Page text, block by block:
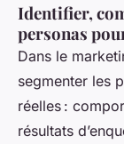
Identifier,
personas
Dans le
segmenter les
réelles :
résultats